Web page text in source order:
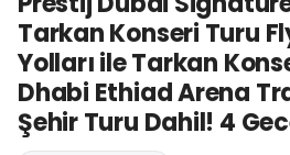
Tarkan Konseri Turu
Yolları ile Tarkan
Dhabi Ethiad Arena
Şehir Turu Dahil! 4